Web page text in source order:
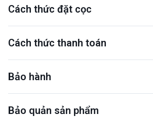
Cách thức đặt cọc
Cách thức thanh toán
Bảo hành
Bảo quản sản phẩm